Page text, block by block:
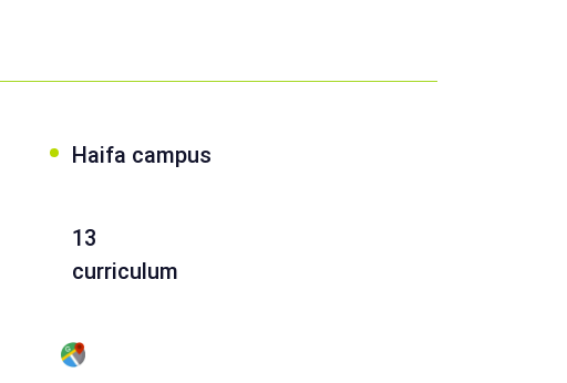
Haifa campus
13
curriculum